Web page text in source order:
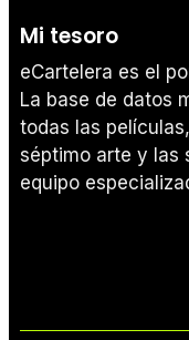
Mi tesoro
eCartelera es el
La base de datos
todas las
séptimo arte y las
equipo